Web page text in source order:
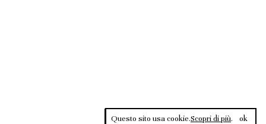
Questo sito usa cookie.Scopri di più. ok